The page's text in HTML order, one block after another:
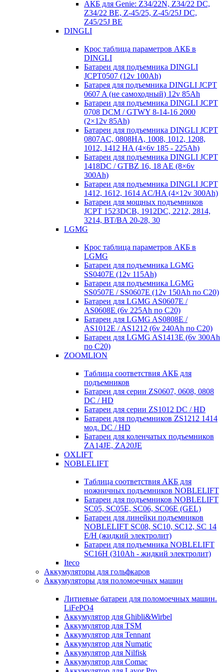
АКБ для Genie: Z34/22N, Z34/22 DC,
Z34/22 BE, Z-45/25, Z-45/25J DC,
Z45/25J BE
DINGLI
Крос таблица параметров АКБ в
DINGLI
Батареи для подъемника DINGLI
JCPT0507 (12v 100Ah)
Батарея для подъемника DINGLI JCPT
0607 A (не самоходный) 12v 85Ah
Батареи для подъемника DINGLI JCPT
0708 DCM / GTWY 8-14-16 2000
(2×12v 85Ah)
Батареи для подъемника DINGLI JCPT
0807AC, 0808HA, 1008, 1012, 1208,
1012, 1412 HA (4×6v 185 - 225Ah)
Батареи для подъемника DINGLI JCPT
1418DC / GTBZ 16, 18 AE (8×6v
300Ah)
Батареи для подъемника DINGLI JCPT
1412, 1612, 1614 AC/HA (4×12v 300Ah)
Батареи для мощных подъемников
JCPT 1523DCB, 1912DC, 2212, 2814,
3214, BT/BA 20-28, 30
LGMG
Крос таблица параметров АКБ в
LGMG
Батареи для подъемника LGMG
SS0407E (12v 115Ah)
Батареи для подъемника LGMG
SS0507E / SS0607E (12v 150Ah по С20)
Батареи для LGMG AS0607E /
AS0608E (6v 225Ah по С20)
Батареи для LGMG AS0808E /
AS1012E / AS1212 (6v 240Ah по С20)
Батареи для LGMG AS1413E (6v 300Ah
по С20)
ZOOMLION
Таблица соответствия АКБ для
подъемников
Батареи для серии ZS0607, 0608, 0808
DC / HD
Батареи для серии ZS1012 DC / HD
Батареи для подъемников ZS1212 1414
мод. DC / HD
Батареи для коленчатых подъемников
ZA14JE, ZA20JE
OXLIFT
NOBLELIFT
Таблица соответствия АКБ для
ножничных подъемников NOBLELIFT
Батареи для подъемников NOBLELIFT
SC05, SC05E, SC06, SC06E (GEL)
Батареи для линейки подъемников
NOBLELIFT SC08, SC10, SC12, SC 14
E/H (жидкий электролит)
Батареи для подъемника NOBLELIFT
SC16H (310Ah - жидкий электролит)
Iteco
Аккумуляторы для гольфкаров
Аккумуляторы для поломоечных машин
Литиевые батареи для поломоечных машин.
LiFePO4
Аккумулятор для Ghibli&Wirbel
Аккумулятор для TSM
Аккумулятор для Tennant
Аккумулятор для Numatic
Аккумулятор для Nilfisk
Аккумулятор для Comac